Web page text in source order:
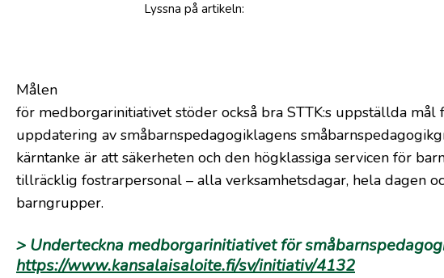
Lyssna på artikeln:
Målen
för medborgarinitiativet stöder också bra STTK:s uppställda mål
uppdatering av småbarnspedagogiklagens
kärntanke är att säkerheten och den högklassiga servicen för
tillräcklig fostrarpersonal – alla verksamhetsdagar, hela dagen
barngrupper.
> Underteckna medborgarinitiativet för
https://www.kansalaisaloite.fi/sv/initiativ/4132